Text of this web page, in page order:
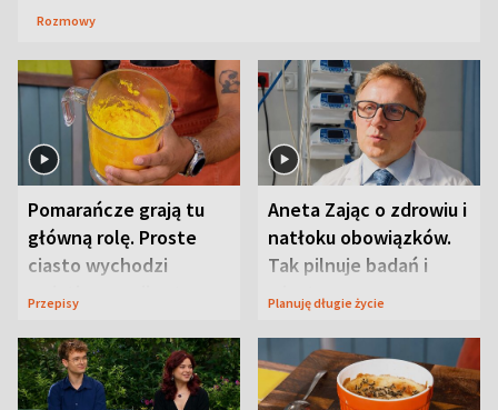
Rozmowy
Pomarańcze grają tu
główną rolę. Proste
ciasto wychodzi
wyjątkowo wilgotne
Przepisy
Aneta Zając o zdrowiu i
natłoku obowiązków.
Tak pilnuje badań i
wizyt
Planuję długie życie